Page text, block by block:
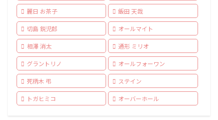
麗日 お茶子 飯田 天哉
切島 鋭児郎 オールマイト
相澤 消太 通形 ミリオ
グラントリノ オールフォーワン
死柄木 弔 ステイン
トガヒミコ オーバーホール